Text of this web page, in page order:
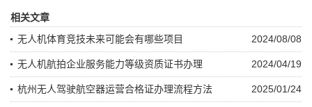
相关文章
2024/08/08
无人机体育竞技未来可能会有哪些项目
2024/04/19
无人机航拍企业服务能力等级资质证书办理
2025/01/24
杭州无人驾驶航空器运营合格证办理流程方法